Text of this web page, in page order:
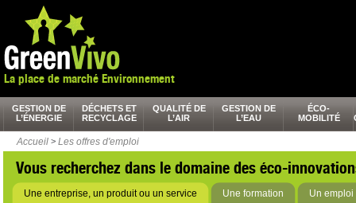
La place de marché Environnement
GESTION DE
L’ÉNERGIE
DÉCHETS ET
RECYCLAGE
QUALITÉ DE
L’AIR
GESTION DE
L’EAU
ÉCO-
MOBILITÉ
Accueil > Les offres d'emploi
Vous recherchez dans le domaine des éco-
Une entreprise, un produit ou un service Une formation Un emploi